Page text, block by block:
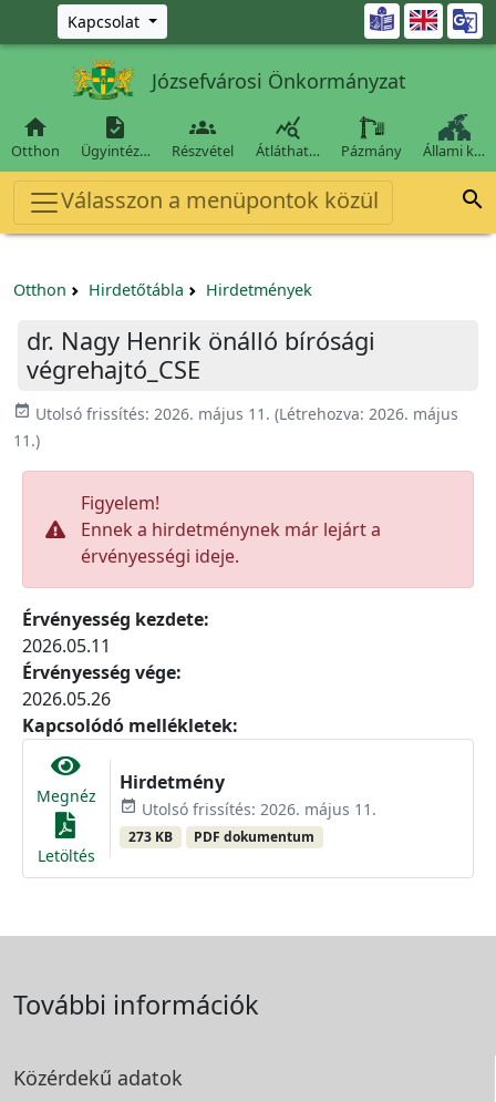
Ugrás a fő tartalomra
Kapcsolat 
Józsefvárosi Önkormányzat

Otthon

Ügyintéz…

Részvétel

Átláthat… Pázmány Állami k…
Válasszon a menüpontok közül 
Otthon Hirdetőtábla Hirdetmények
dr. Nagy Henrik önálló bírósági
végrehajtó_CSE
event_available Utolsó frissítés: 2026. május 11. (Létrehozva: 2026. május
11.)
Figyelem!
Ennek a hirdetménynek már lejárt a
érvényességi ideje.
Érvényesség kezdete:
2026.05.11
Érvényesség vége:
2026.05.26
Kapcsolódó mellékletek:
Megnéz
Letöltés
Hirdetmény
event_available Utolsó frissítés: 2026. május 11.
273 KB PDF dokumentum
További információk
Közérdekű adatok